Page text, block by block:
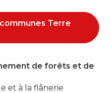
Terre
de forêts et de
et à la flânerie